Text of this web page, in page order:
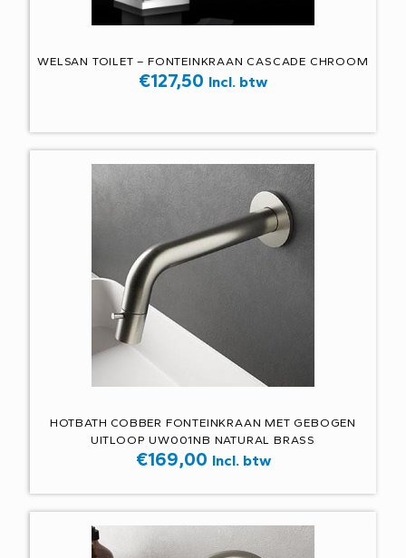
WELSAN TOILET – FONTEINKRAAN CASCADE CHROOM
€127,50 Incl. btw
HOTBATH COBBER FONTEINKRAAN MET GEBOGEN
UITLOOP UW001NB NATURAL BRASS
€169,00 Incl. btw